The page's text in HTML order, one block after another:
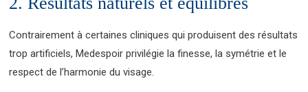
Contrairement à certaines cliniques qui produisent des résultats
trop artificiels, Medespoir privilégie la finesse, la symétrie et le
respect de l’harmonie du visage.